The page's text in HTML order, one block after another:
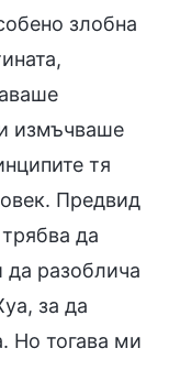
злобна
измъчваше
тя
Предвид
да
разоблича
за да
Но тогава ми